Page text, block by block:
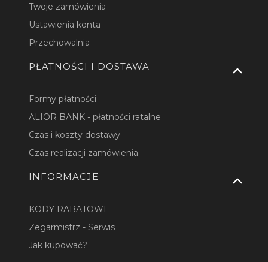
Twoje zamówienia
Ustawienia konta
Przechowalnia
PŁATNOŚCI I DOSTAWA
Formy płatności
ALIOR BANK - płatności ratalne
Czas i koszty dostawy
Czas realizacji zamówienia
INFORMACJE
KODY RABATOWE
Zegarmistrz - Serwis
Jak kupować?